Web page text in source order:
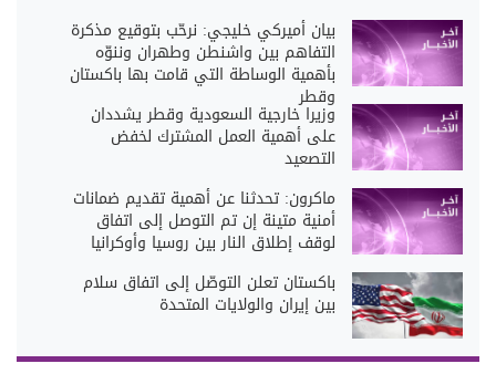
بيان أميركي خليجي: نرحّب بتوقيع مذكرة
التفاهم بين واشنطن وطهران وننوّه
بأهمية الوساطة التي قامت بها باكستان
وقطر
وزيرا خارجية السعودية وقطر يشددان
على أهمية العمل المشترك لخفض
التصعيد
ماكرون: تحدثنا عن أهمية تقديم ضمانات
أمنية متينة إن تم التوصل إلى اتفاق
لوقف إطلاق النار بين روسيا وأوكرانيا
باكستان تعلن التوصّل إلى اتفاق سلام
بين إيران والولايات المتحدة